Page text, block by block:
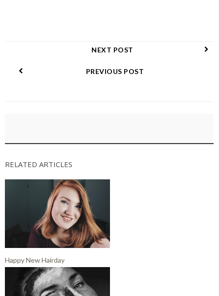
NEXT POST
PREVIOUS POST
RELATED ARTICLES
Happy New Hairday